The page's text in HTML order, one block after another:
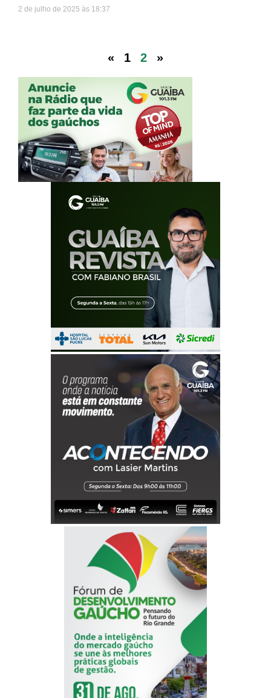
2 de julho de 2025 18:37
« 1 2 »